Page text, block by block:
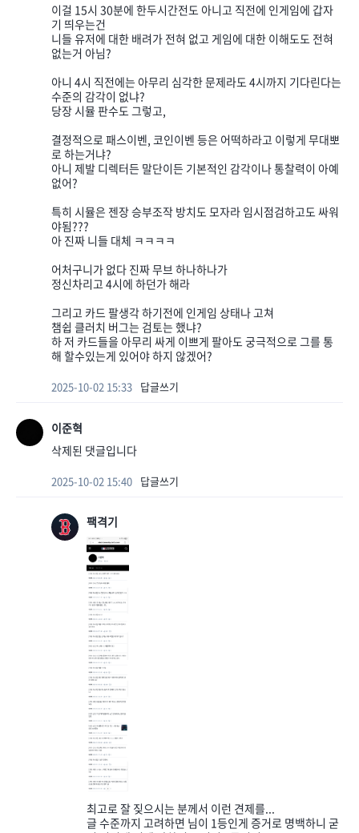
이걸 15시 30분에 한두시간전도 아니고 직전에 인게임에 갑자
기 띄우는건
니들 유저에 대한 배려가 전혀 없고 게임에 대한 이해도도 전혀
없는거 아님?
아니 4시 직전에는 아무리 심각한 문제라도 4시까지 기다린다는
수준의 감각이 없냐?
당장 시뮬 판수도 그렇고,
결정적으로 패스이벤, 코인이벤 등은 어떡하라고 이렇게 무대뽀
로 하는거냐?
아니 제발 디렉터든 말단이든 기본적인 감각이나 통찰력이 아예
없어?
특히 시뮬은 젠장 승부조작 방치도 모자라 임시점검하고도 싸워
야됨???
아 진짜 니들 대체 ㅋㅋㅋㅋ
어처구니가 없다 진짜 무브 하나하나가
정신차리고 4시에 하던가 해라
그리고 카드 팔생각 하기전에 인게임 상태나 고쳐
챔쉽 클러치 버그는 검토는 했냐?
하 저 카드들을 아무리 싸게 이쁘게 팔아도 궁극적으로 그를 통
해 할수있는게 있어야 하지 않겠어?
2025-10-02 15:33 답글쓰기
이준혁
삭제된 댓글입니다
2025-10-02 15:40 답글쓰기
팩격기
최고로 잘 짖으시는 분께서 이런 견제를...
글 수준까지 고려하면 님이 1등인게 증거로 명백하니 굳